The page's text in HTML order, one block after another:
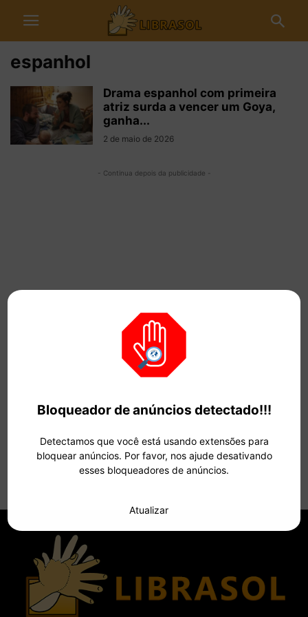
espanhol
Drama espanhol com primeira
atriz surda a vencer um Goya,
ganha...
2 de maio de 2026
- Continua depois da publicidade -
Bloqueador de anúncios detectado!!!
Detectamos que você está usando extensões para
bloquear anúncios. Por favor, nos ajude desativando
esses bloqueadores de anúncios.
Atualizar